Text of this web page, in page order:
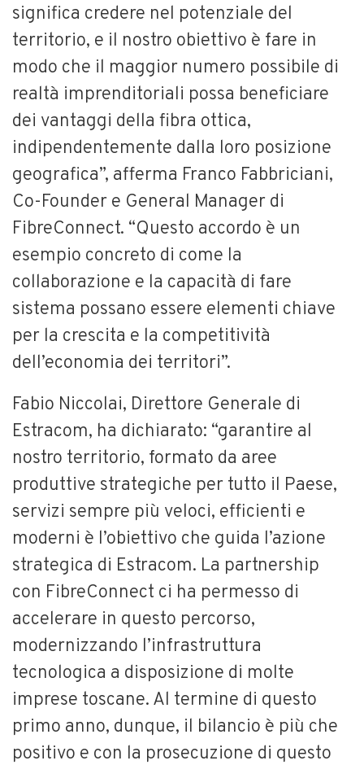
significa credere nel potenziale del
territorio, e il nostro obiettivo è fare in
modo che il maggior numero possibile di
realtà imprenditoriali possa beneficiare
dei vantaggi della fibra ottica,
indipendentemente dalla loro posizione
geografica”, afferma Franco Fabbriciani,
Co-Founder e General Manager di
FibreConnect. “Questo accordo è un
esempio concreto di come la
collaborazione e la capacità di fare
sistema possano essere elementi chiave
per la crescita e la competitività
dell’economia dei territori”.
Fabio Niccolai, Direttore Generale di
Estracom, ha dichiarato: “garantire al
nostro territorio, formato da aree
produttive strategiche per tutto il Paese,
servizi sempre più veloci, efficienti e
moderni è l’obiettivo che guida l’azione
strategica di Estracom. La partnership
con FibreConnect ci ha permesso di
accelerare in questo percorso,
modernizzando l’infrastruttura
tecnologica a disposizione di molte
imprese toscane. Al termine di questo
primo anno, dunque, il bilancio è più che
positivo e con la prosecuzione di questo